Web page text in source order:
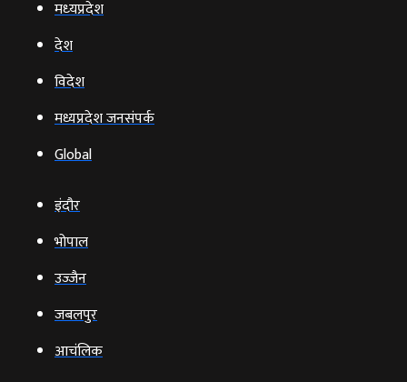
मध्‍यप्रदेश
देश
विदेश
मध्यप्रदेश जनसंपर्क
Global
इंदौर
भोपाल
उज्‍जैन
जबलपुर
आचंलिक